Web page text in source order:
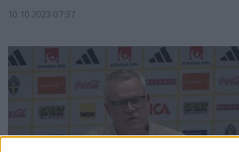
10.10.2023 07:37